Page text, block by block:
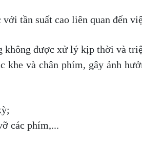
tần suất cao liên quan đến
không được xử lý kịp thời và
và chân phím, gây ảnh
các phím,...